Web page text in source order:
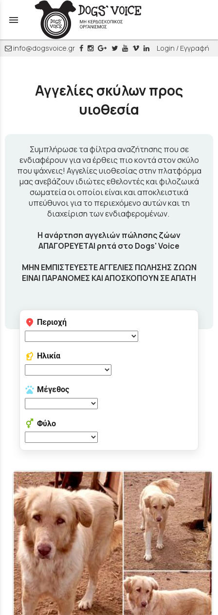
menu
info@dogsvoice.gr Login / Εγγραφή
Αγγελίες σκύλων προς
υιοθεσία
Συμπλήρωσε τα φίλτρα αναζήτησης που σε
ενδιαφέρουν για να έρθεις πιο κοντά στον σκύλο
που ψάχνεις! Αγγελίες υιοθεσίας στην πλατφόρμα
μας ανεβάζουν ιδιώτες εθελοντές και φιλοζωικά
σωματεία οι οποίοι είναι και αποκλειστικά
υπεύθυνοι για το περιεχόμενο αυτών και τη
διαχείριση των ενδιαφερομένων.
Η ανάρτηση αγγελιών πώλησης ζώων
ΑΠΑΓΟΡΕΥΕΤΑΙ ρητά στο Dogs' Voice
ΜΗΝ ΕΜΠΙΣΤΕΥΕΣΤΕ ΑΓΓΕΛΙΕΣ ΠΩΛΗΣΗΣ ΖΩΩΝ
ΕΙΝΑΙ ΠΑΡΑΝΟΜΕΣ ΚΑΙ ΑΠΟΣΚΟΠΟΥΝ ΣΕ ΑΠΑΤΗ
Περιοχή
Ηλικία
Μέγεθος
Φύλο